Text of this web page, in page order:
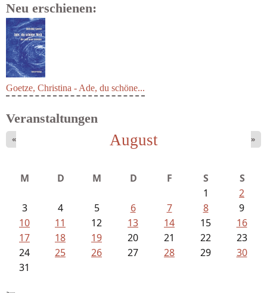
Neu erschienen:
Goetze, Christina - Ade, du schöne...
Veranstaltungen
August
« »
M D M D F S
S
1
2
3
4 5 6 7 8
9
10
11 12 13 14 15
16
17
18 19 20 21 22
23
24
25 26 27 28 29
30
31